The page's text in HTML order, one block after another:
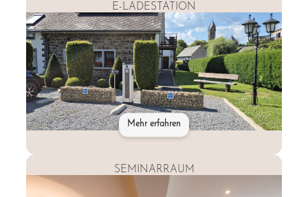
E-LADESTATION
Mehr erfahren
SEMINARRAUM